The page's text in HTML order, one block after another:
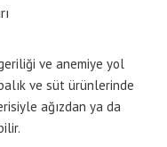
ve anemiye yol
ve süt ürünlerinde
ağızdan ya da